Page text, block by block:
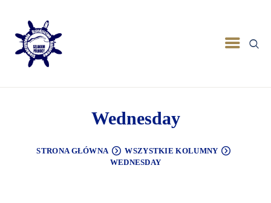
Wednesday
STRONA GŁÓWNA
WSZYSTKIE KOLUMNY
WEDNESDAY